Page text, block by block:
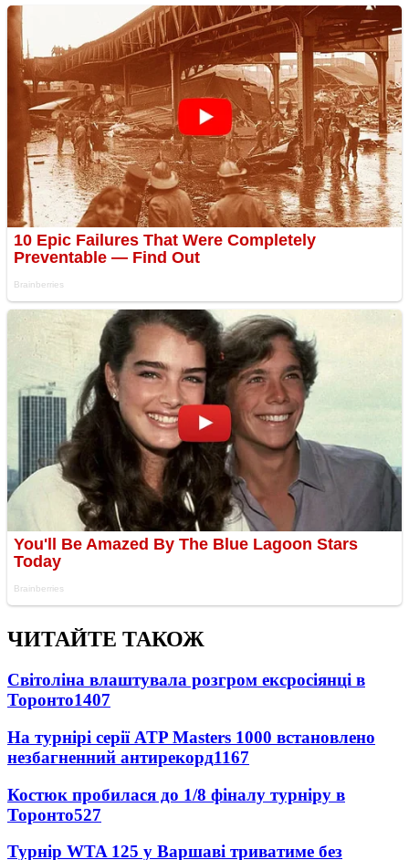
ЧИТАЙТЕ ТАКОЖ
Світоліна влаштувала розгром ексросіянці в
Торонто1407
На турнірі серії ATP Masters 1000 встановлено
незбагненний антирекорд1167
Костюк пробилася до 1/8 фіналу турніру в
Торонто527
Турнір WTA 125 у Варшаві триватиме без